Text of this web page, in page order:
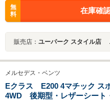
無
料
在庫確
販売店： ユーパーク スタイル店
メルセデス・ベンツ
Eクラス E200 4マチック ス
4WD 後期型・レザーシート